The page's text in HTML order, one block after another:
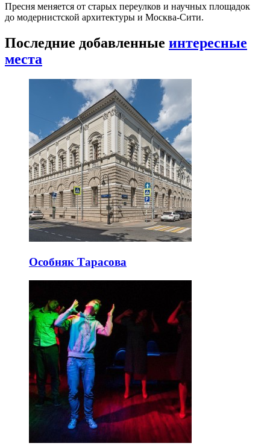
Пресня меняется от старых переулков и научных площадок
до модернистской архитектуры и Москва-Сити.
Последние добавленные интересные
места
Особняк Тарасова